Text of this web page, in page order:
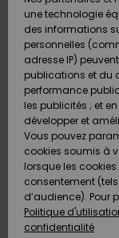
SURF
SNOW
OUTLET
AIDE &
CONTACT
MAGASINS
une technologie
des informations
personnelles
adresse IP)
publications et du
performance
les publicités ; et
développer et
Vous pouvez
cookies soumis à
lorsque les
consentement
d’audience). Pour
Politique
confidentialité